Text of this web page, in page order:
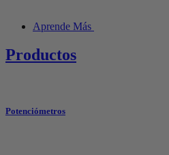
Aprende Más
Productos
Potenciómetros